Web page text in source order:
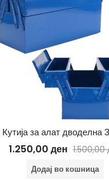
Кутија за алат дводелна
1.250,00 ден 1.500,00
Додај во кошница